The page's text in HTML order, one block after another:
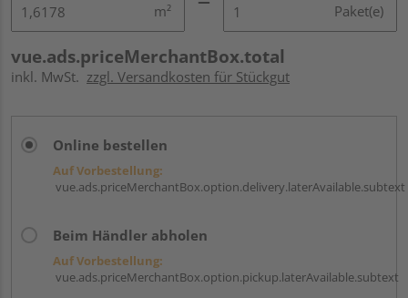
m² Paket(e)
vue.ads.priceMerchantBox.total
inkl. MwSt. zzgl. Versandkosten für Stückgut
Online bestellen
Auf Vorbestellung:
vue.ads.priceMerchantBox.option.delivery.laterAvailable.subtext
Beim Händler abholen
Auf Vorbestellung:
vue.ads.priceMerchantBox.option.pickup.laterAvailable.subtext